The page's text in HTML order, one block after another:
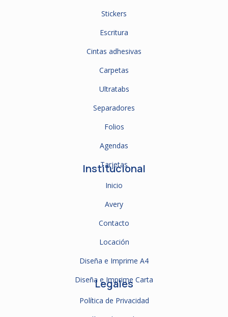
Stickers
Escritura
Cintas adhesivas
Carpetas
Ultratabs
Separadores
Folios
Agendas
Tarjetas
Institucional
Inicio
Avery
Contacto
Locación
Diseña e Imprime A4
Diseña e Imprime Carta
Legales
Política de Privacidad